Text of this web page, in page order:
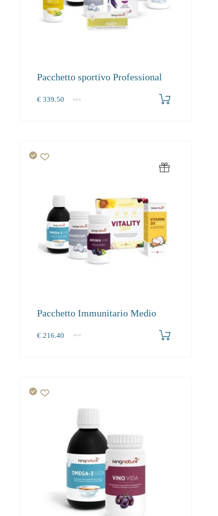
Pacchetto sportivo Professional
€ 339.50
1+
Pacchetto Immunitario Medio
€ 216.40
1+